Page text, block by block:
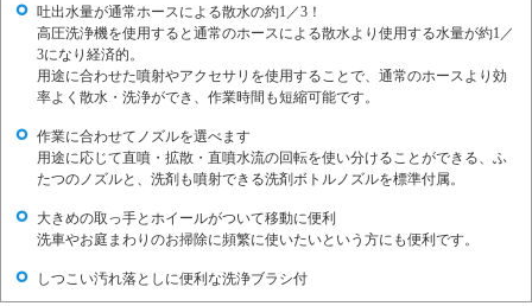
吐出水量が通常ホースによる散水の約1／3！
高圧洗浄機を使用すると通常のホースによる散水より使用する水量が約1／
3になり経済的。
用途に合わせた噴射やアクセサリを使用することで、通常のホースより効
率よく散水・洗浄ができ、作業時間も短縮可能です。
作業に合わせてノズルを選べます
用途に応じて直噴・拡散・直噴水流の回転を使い分けることができる、ふ
たつのノズルと、洗剤も噴射できる洗剤ボトルノズルを標準付属。
大きめの取っ手とホイールがついて移動に便利
洗車やお庭まわりのお掃除に頻繁に使いたいという方にも便利です。
しつこい汚れ落としに便利な洗浄ブラシ付